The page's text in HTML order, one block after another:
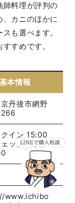
師料理が評判の
カニのほかに
も選べます。
すめです。
基本情報
丹後市網野
イン 15:00
ックアウト
www.ichibo